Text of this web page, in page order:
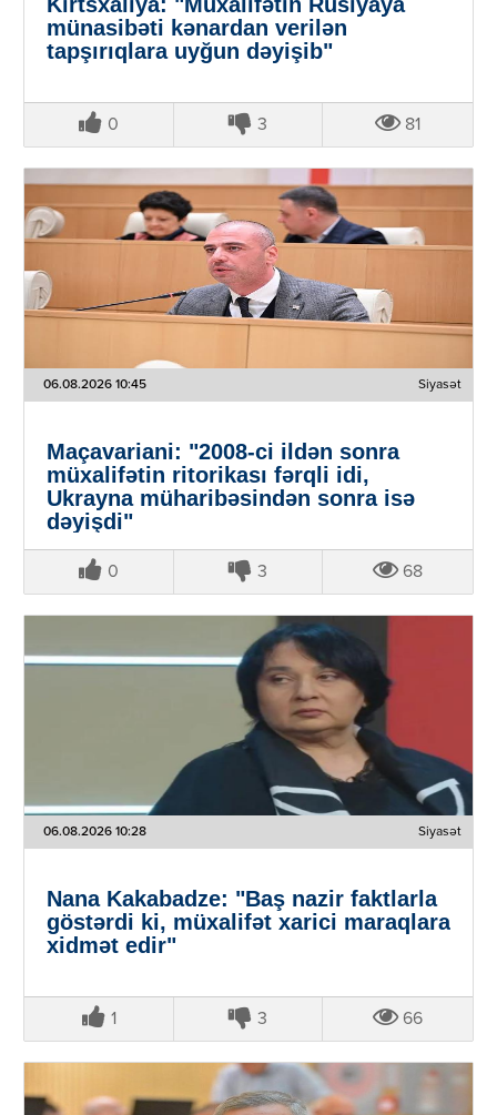
münasibəti kənardan verilən
tapşırıqlara uyğun dəyişib"
0 3 81
06.08.2026 10:45 Siyasət
Maçavariani: "2008-ci ildən sonra
müxalifətin ritorikası fərqli idi,
Ukrayna müharibəsindən sonra isə
dəyişdi"
0 3 68
06.08.2026 10:28 Siyasət
Nana Kakabadze: "Baş nazir faktlarla
göstərdi ki, müxalifət xarici maraqlara
xidmət edir"
1 3 66